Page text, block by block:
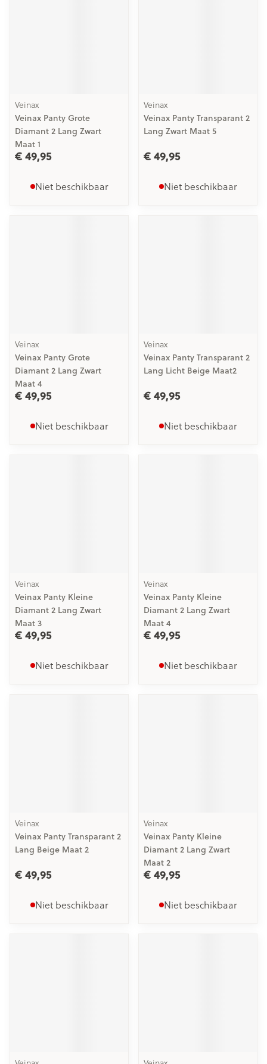
Veinax
Veinax Panty Grote
Diamant 2 Lang Zwart
Maat 1
€ 49,95
Niet beschikbaar
Veinax
Veinax Panty Transparant 2
Lang Zwart Maat 5
€ 49,95
Niet beschikbaar
Veinax
Veinax Panty Grote
Diamant 2 Lang Zwart
Maat 4
€ 49,95
Niet beschikbaar
Veinax
Veinax Panty Transparant 2
Lang Licht Beige Maat2
€ 49,95
Niet beschikbaar
Veinax
Veinax Panty Kleine
Diamant 2 Lang Zwart
Maat 3
€ 49,95
Niet beschikbaar
Veinax
Veinax Panty Kleine
Diamant 2 Lang Zwart
Maat 4
€ 49,95
Niet beschikbaar
Veinax
Veinax Panty Transparant 2
Lang Beige Maat 2
€ 49,95
Niet beschikbaar
Veinax
Veinax Panty Kleine
Diamant 2 Lang Zwart
Maat 2
€ 49,95
Niet beschikbaar